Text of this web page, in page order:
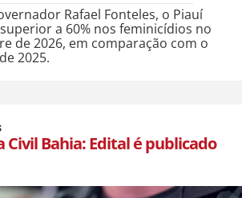
Rafael Fonteles, o Piauí
a 60% nos feminicídios no
de 2026, em comparação com o
2025.
Civil Bahia: Edital é publicado